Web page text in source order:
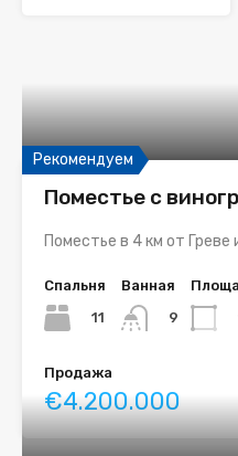
Рекомендуем
Поместье с
Поместье в 4 км от
Спальня
11
Ванная
9
Продажа
€4.200.000